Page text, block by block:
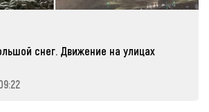
снег. Движение на улицах